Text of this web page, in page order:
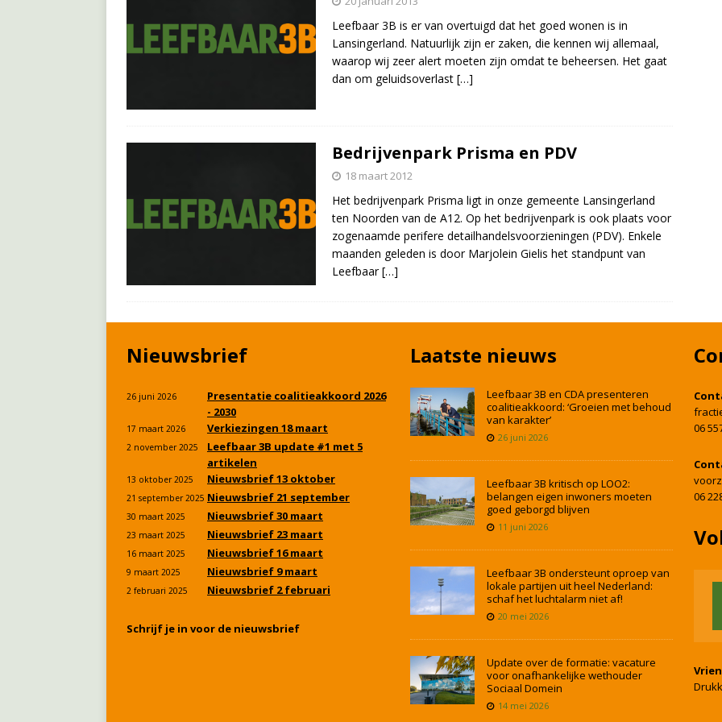
Leefbaar 3B is er van overtuigd dat het goed wonen is in
Lansingerland. Natuurlijk zijn er zaken, die kennen wij allemaal,
waarop wij zeer alert moeten zijn omdat te beheersen. Het gaat
dan om geluidsoverlast […]
Bedrijvenpark Prisma en PDV
18 maart 2012
Het bedrijvenpark Prisma ligt in onze gemeente Lansingerland
ten Noorden van de A12. Op het bedrijvenpark is ook plaats voor
zogenaamde perifere detailhandelsvoorzieningen (PDV). Enkele
maanden geleden is door Marjolein Gielis het standpunt van
Leefbaar[…]
Nieuwsbrief
26 juni 2026
Presentatie coalitieakkoord 2026
- 2030
17 maart 2026 Verkiezingen 18 maart
2 november 2025
Leefbaar 3B update #1 met 5
artikelen
13 oktober 2025 Nieuwsbrief 13 oktober
21 september 2025 Nieuwsbrief 21 september
30 maart 2025 Nieuwsbrief 30 maart
23 maart 2025 Nieuwsbrief 23 maart
16 maart 2025 Nieuwsbrief 16 maart
9 maart 2025 Nieuwsbrief 9 maart
2 februari 2025 Nieuwsbrief 2 februari
Schrijf je in voor de nieuwsbrief
Laatste nieuws
Leefbaar 3B en CDA presenteren
coalitieakkoord: ‘Groeien met behoud
van karakter’
26 juni 2026
Leefbaar 3B kritisch op LOO2:
belangen eigen inwoners moeten
goed geborgd blijven
11 juni 2026
Leefbaar 3B ondersteunt oproep van
lokale partijen uit heel Nederland:
schaf het luchtalarm niet af!
20 mei 2026
Update over de formatie: vacature
voor onafhankelijke wethouder
Sociaal Domein
14 mei 2026
06
06